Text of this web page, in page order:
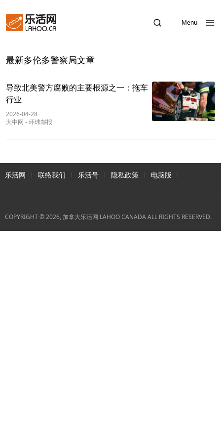
Menu
最新多伦多警察局文章
导致北美警方腐败的主要根源之一：拖车
行业
2026-04-28
大中网 -环球邮报
乐活网 联络我们 乐活号 隐私政策 电脑版
COPYRIGHT © 2026, 加拿大乐活网 LAHOO CANADA ALL RIGHTS RESERVED.